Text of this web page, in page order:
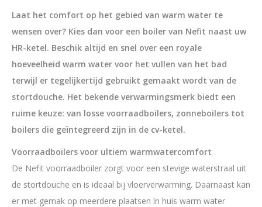
Laat het comfort op het gebied van warm water te
wensen over? Kies dan voor een boiler van Nefit naast uw
HR-ketel. Beschik altijd en snel over een royale
hoeveelheid warm water voor het vullen van het bad
terwijl er tegelijkertijd gebruikt gemaakt wordt van de
stortdouche. Het bekende verwarmingsmerk biedt een
ruime keuze: van losse voorraadboilers, zonneboilers tot
boilers die geïntegreerd zijn in de cv-ketel.
Voorraadboilers voor ultiem warmwatercomfort
De Nefit voorraadboiler zorgt voor een stevige waterstraal uit
de stortdouche en is ideaal bij vloerverwarming. Daarnaast kan
er met gemak op meerdere plaatsen in huis warm water